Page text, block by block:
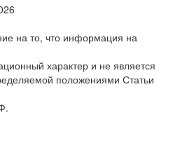
на то, что информация на
характер и не является
положениями Статьи